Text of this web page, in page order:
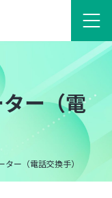
ー（電
ー（電話交換手）